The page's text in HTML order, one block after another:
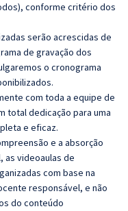
conforme critério dos
serão acrescidas de
de gravação dos
o cronograma
com toda a equipe de
total dedicação para uma
e eficaz.
e a absorção
videoaulas de
com base na
responsável, e não
do conteúdo